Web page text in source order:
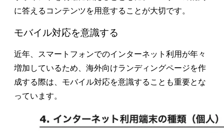
に答えるコンテンツを用意することが大切です。
モバイル対応を意識する
近年、スマートフォンでのインターネット利用が年々
増加しているため、海外向けランディングページを作
成する際は、モバイル対応を意識することも重要とな
っています。